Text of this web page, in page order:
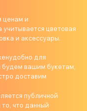
ценам и
учитывается цветовая
и аксессуары.
для
будем вашим букетам,
доставим
публичной
что данный